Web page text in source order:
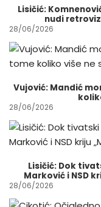
Lisičić:
nudi
28/06/2026
Vujović: Mandić
28/06/2026
Lisičić: Dok
Marković i NSD
28/06/2026